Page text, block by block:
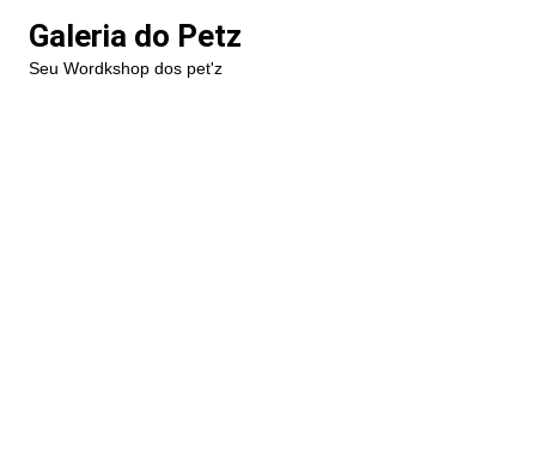
paraGaleria do Petz
Seu Wordkshop dos pet'z